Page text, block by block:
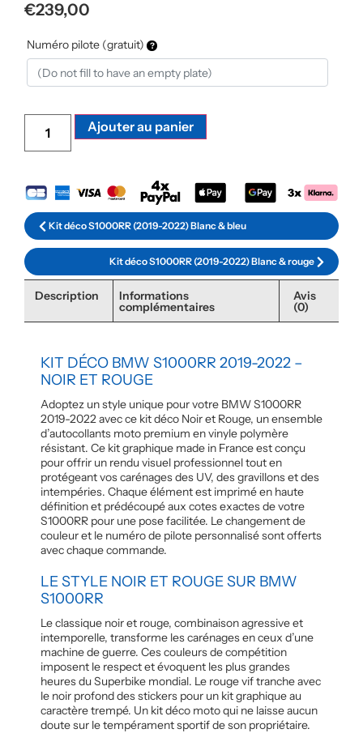
€239,00
Numéro pilote (gratuit)
Ajouter au panier
Kit déco S1000RR (2019-2022) Blanc & bleu
Kit déco S1000RR (2019-2022) Blanc & rouge
Description Informations
complémentaires
Avis
(0)
KIT DÉCO BMW S1000RR 2019-2022 –
NOIR ET ROUGE
Adoptez un style unique pour votre BMW S1000RR
2019-2022 avec ce kit déco Noir et Rouge, un ensemble
d’autocollants moto premium en vinyle polymère
résistant. Ce kit graphique made in France est conçu
pour offrir un rendu visuel professionnel tout en
protégeant vos carénages des UV, des gravillons et des
intempéries. Chaque élément est imprimé en haute
définition et prédécoupé aux cotes exactes de votre
S1000RR pour une pose facilitée. Le changement de
couleur et le numéro de pilote personnalisé sont offerts
avec chaque commande.
LE STYLE NOIR ET ROUGE SUR BMW
S1000RR
Le classique noir et rouge, combinaison agressive et
intemporelle, transforme les carénages en ceux d’une
machine de guerre. Ces couleurs de compétition
imposent le respect et évoquent les plus grandes
heures du Superbike mondial. Le rouge vif tranche avec
le noir profond des stickers pour un kit graphique au
caractère trempé. Un kit déco moto qui ne laisse aucun
doute sur le tempérament sportif de son propriétaire.